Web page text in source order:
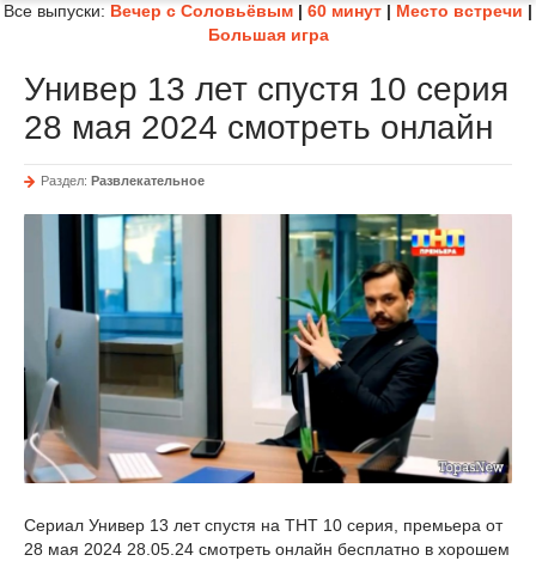
Все выпуски: Вечер с Соловьёвым | 60 минут | Место встречи |
Большая игра
Универ 13 лет спустя 10 серия
28 мая 2024 смотреть онлайн
Раздел: Развлекательное
Сериал Универ 13 лет спустя на ТНТ 10 серия, премьера от
28 мая 2024 28.05.24 смотреть онлайн бесплатно в хорошем